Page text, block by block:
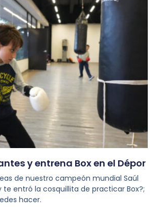
y entrena Box en el Dépor
de nuestro campeón mundial Saúl
te entró la cosquillita de practicar Box?;
hacer.